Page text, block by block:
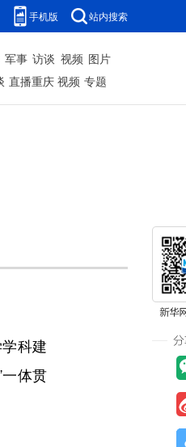
手机版 站内搜索
军事 访谈 视频 图片
直播重庆 视频 专题
科建
体贯